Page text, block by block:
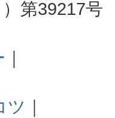
第39217
｜
ツ ｜